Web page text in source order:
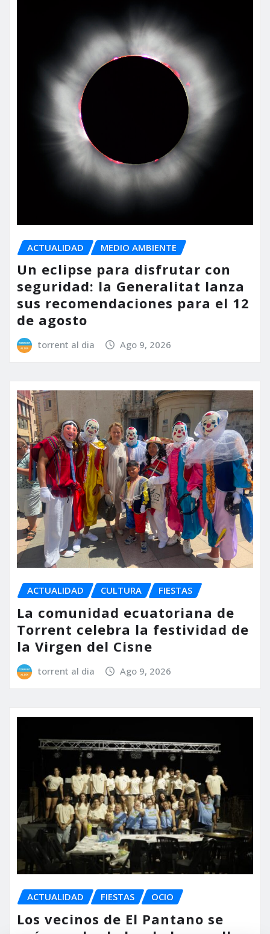
ACTUALIDAD MEDIO AMBIENTE
Un eclipse para disfrutar con
seguridad: la Generalitat lanza
sus recomendaciones para el 12
de agosto
torrent al dia Ago 9, 2026
ACTUALIDAD CULTURA FIESTAS
La comunidad ecuatoriana de
Torrent celebra la festividad de
la Virgen del Cisne
torrent al dia Ago 9, 2026
ACTUALIDAD FIESTAS OCIO
Los vecinos de El Pantano se